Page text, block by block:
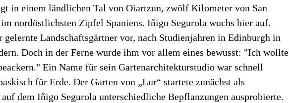
in einem ländlichen Tal von Oiartzun, zwölf Kilometer von San
nordöstlichsten Zipfel Spaniens. Iñigo Segurola wuchs hier auf.
gelernte Landschaftsgärtner vor, nach Studienjahren in Edinburgh in
Doch in der Ferne wurde ihm vor allem eines bewusst: "Ich wollte
Ein Name für sein Gartenarchitekturstudio war schnell
für Erde. Der Garten von „Lur“ startete zunächst als
dem Iñigo Segurola unterschiedliche Bepflanzungen ausprobierte.